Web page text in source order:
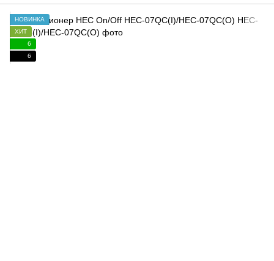
НОВИНКА
ХИТ
6
6